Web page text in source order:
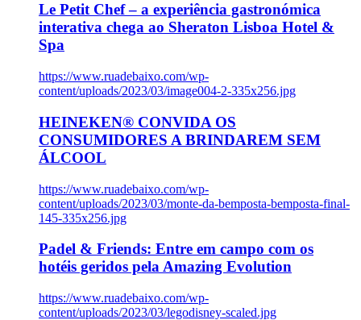
Le Petit Chef – a experiência gastronómica
interativa chega ao Sheraton Lisboa Hotel &
Spa
https://www.ruadebaixo.com/wp-
content/uploads/2023/03/image004-2-335x256.jpg
HEINEKEN® CONVIDA OS
CONSUMIDORES A BRINDAREM SEM
ÁLCOOL
https://www.ruadebaixo.com/wp-
content/uploads/2023/03/monte-da-bemposta-bemposta-final-
145-335x256.jpg
Padel & Friends: Entre em campo com os
hotéis geridos pela Amazing Evolution
https://www.ruadebaixo.com/wp-
content/uploads/2023/03/legodisney-scaled.jpg